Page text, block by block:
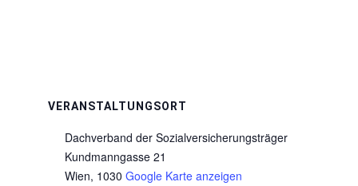
VERANSTALTUNGSORT
Dachverband der Sozialversicherungsträger
Kundmanngasse 21
Wien, 1030 Google Karte anzeigen